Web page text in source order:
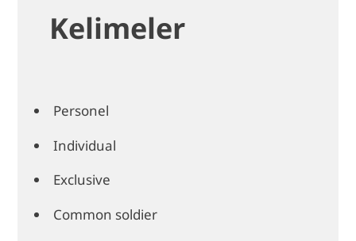
Kelimeler
Personel
Individual
Exclusive
Common soldier